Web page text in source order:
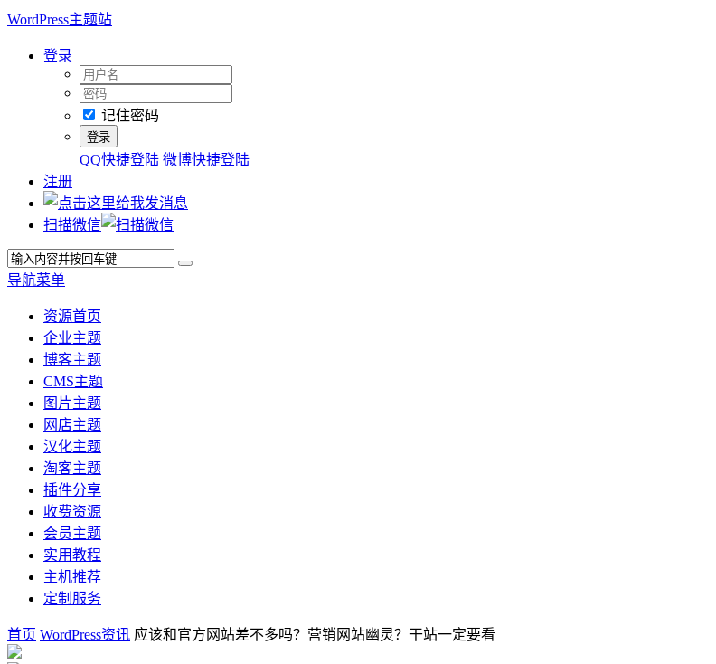
WordPress主题站
登录
记住密码
QQ快捷登陆 微博快捷登陆
注册
扫描微信
导航菜单
资源首页
企业主题
博客主题
CMS主题
图片主题
网店主题
汉化主题
淘客主题
插件分享
收费资源
会员主题
实用教程
主机推荐
定制服务
首页 WordPress资讯 应该和官方网站差不多吗？营销网站幽灵？干站一定要看